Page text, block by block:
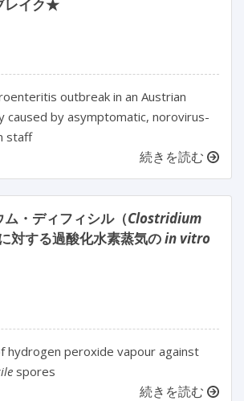
レイク★
outbreak in an Austrian
caused by asymptomatic, norovirus-
staff
続きを読む
・ディフィシル（Clostridium
対する過酸化水素蒸気のin vitro
hydrogen peroxide vapour against
spores
続きを読む